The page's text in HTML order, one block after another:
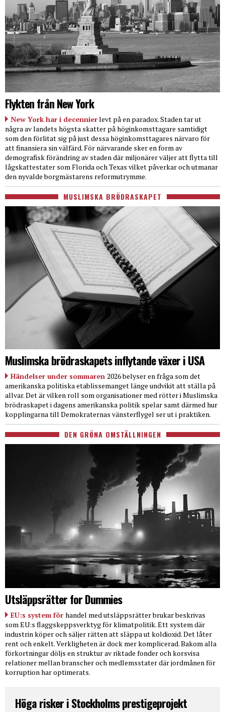
Flykten från New York
New York har i decennierlevt på en paradox. Staden tar ut
några av landets högsta skatter på höginkomsttagare samtidigt
som den förlitat sig på just dessa höginkomsttagares närvaro för
att finansiera sin välfärd. För närvarande sker en form av
demografisk förändring av staden där miljonärer väljer att flytta till
lågskattestater som Florida och Texas vilket påverkar och utmanar
den nyvalde borgmästarens reformutrymme.
MUSLIMSKA BRÖDRASKAPET
Muslimska brödraskapets inflytande växer i USA
Händelser under sommaren 2026 belyser en fråga som det
amerikanska politiska etablissemanget länge undvikit att ställa på
allvar. Det är vilken roll som organisationer med rötter i Muslimska
brödraskapet i dagens amerikanska politik spelar samt därmed hur
kopplingarna till Demokraternas vänsterflygel ser ut i praktiken.
DEN GRÖNA OMSTÄLLNINGEN
Utsläppsrätter for Dummies
EU:s system för handel med utsläppsrätter brukar beskrivas
som EU:s flaggskeppsverktyg för klimatpolitik. Ett system där
industrin köper och säljer rätten att släppa ut koldioxid. Det låter
rent och enkelt. Verkligheten är dock mer komplicerad. Bakom alla
förkortningar döljs en struktur av riktade fonder och korsvisa
relationer mellan branscher och medlemsstater där jordmånen för
korruption har optimerats.
Höga risker i Stockholms prestigeprojekt